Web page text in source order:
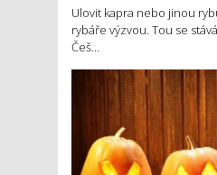
Ulovit kapra nebo jinou
rybáře výzvou. Tou se
Češ...